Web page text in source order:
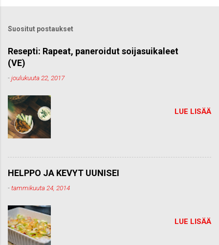
o
m
e
n
t
Suositut postaukset
Resepti: Rapeat, paneroidut soijasuikaleet
(VE)
-joulukuuta 22, 2017
LUE LISÄÄ
HELPPO JA KEVYT UUNISEI
-tammikuuta 24, 2014
LUE LISÄÄ